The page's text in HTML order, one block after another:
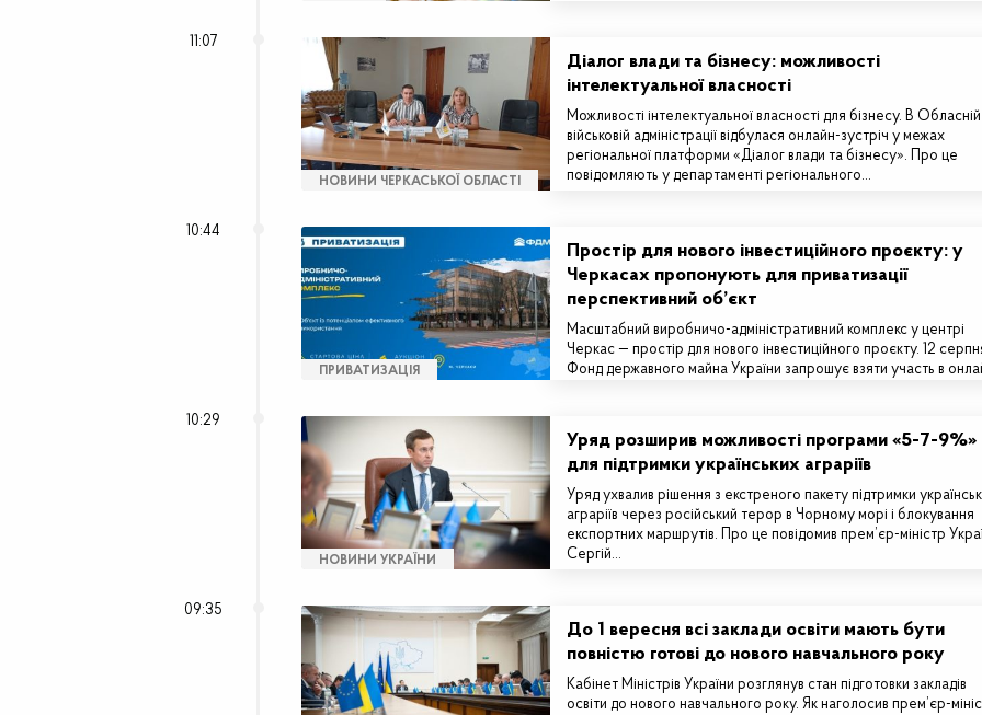
11:07
НОВИНИ ЧЕРКАСЬКОЇ ОБЛАСТІ
Діалог влади та бізнесу: можливості
інтелектуальної власності
Можливості інтелектуальної власності для бізнесу. В Обласній
військовій адміністрації відбулася онлайн-зустріч у межах
регіональної платформи «Діалог влади та бізнесу». Про це
повідомляють у департаменті регіонального…
10:44
ПРИВАТИЗАЦІЯ
Простір для нового інвестиційного проєкту: у
Черкасах пропонують для приватизації
перспективний об’єкт
Масштабний виробничо-адміністративний комплекс у центрі
Черкас — простір для нового інвестиційного проєкту. 12
Фонд державного майна України запрошує взяти участь в
10:29
НОВИНИ УКРАЇНИ
Уряд розширив можливості програми «5-7-9%»
для підтримки українських аграріїв
Уряд ухвалив рішення з екстреного пакету підтримки
аграріїв через російський терор в Чорному морі і блокування
експортних маршрутів. Про це повідомив прем’єр-міністр
Сергій…
09:35
До 1 вересня всі заклади освіти мають бути
повністю готові до нового навчального року
Кабінет Міністрів України розглянув стан підготовки закладів
освіти до нового навчального року. Як наголосив прем’єр-